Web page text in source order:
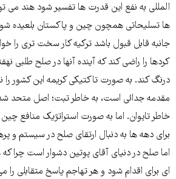
المللی به نفع این قدرت ها تفسیر شود هند می
ها تسلیحاتی همچون چین و پاکستان بلعیده
جانبه قابل قبول باشد ترکیه کار سخت تری را
کردها را راضی کند که آینده آنها در صلح طلبی
درنگ کند. به صورت تاکتیکی کریمه این کشور
مقدمه جدائی است، به خاطر تبت؛ اصل متحد
خاطر تایوان. اما به صورت استراتژیک
برای دهه ها به دنبال ارتقای صلح در سیستم و
اما صلح در دنیای آقای پوتین دشوار است چرا
ای برای اقدام شود و هر تهاجم پاسخ متقابلی را